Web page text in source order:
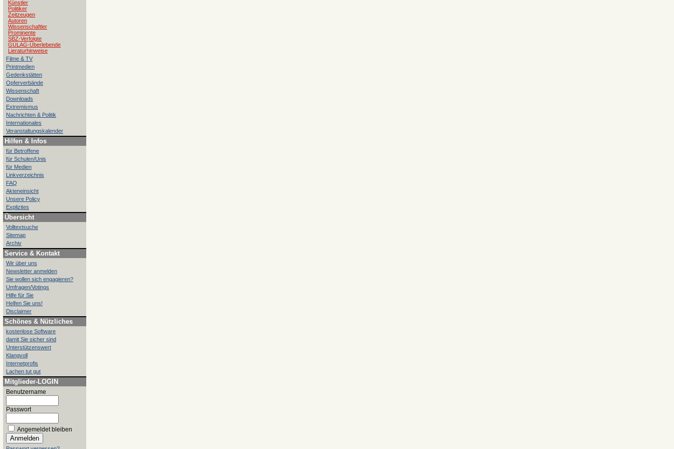
Künstler
Politiker
Zeitzeugen
Autoren
Wissenschaftler
Prominente
SBZ-Verfolgte
GULAG-Überlebende
Lieraturhinweise
Filme & TV
Printmedien
Gedenkstätten
Opferverbände
Wissenschaft
Downloads
Extremismus
Nachrichten & Politik
Internationales
Veranstaltungskalender
Hilfen & Infos
für Betroffene
für Schulen/Unis
für Medien
Linkverzeichnis
FAQ
Akteneinsicht
Unsere Policy
Explizites
Übersicht
Volltextsuche
Sitemap
Archiv
Service & Kontakt
Wir über uns
Newsletter anmelden
Sie wollen sich engagieren?
Umfragen/Votings
Hilfe für Sie
Helfen Sie uns!
Disclaimer
Schönes & Nützliches
kostenlose Software
damit Sie sicher sind
Unterstützenswert
Klangvoll
Internetprofis
Lachen tut gut
Mitglieder-LOGIN
Benutzername
Passwort
Angemeldet bleiben